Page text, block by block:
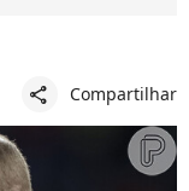
share Compartilhar